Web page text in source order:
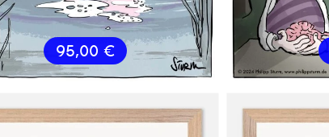
95,00€